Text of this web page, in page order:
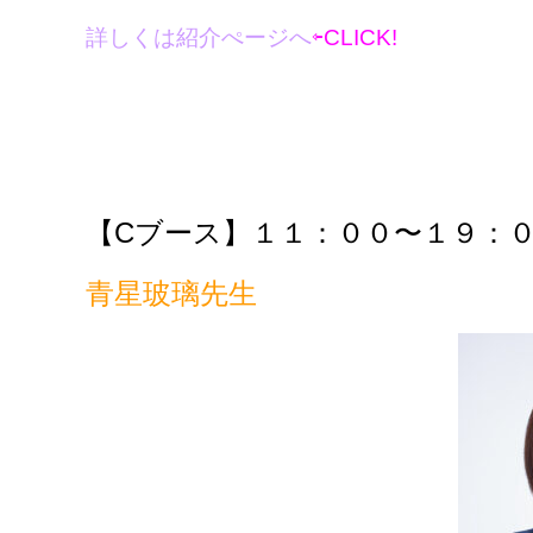
詳しくは紹介ぺージへ⇦CLICK!
【Cブース】１１：００〜１９：
青星玻璃先生